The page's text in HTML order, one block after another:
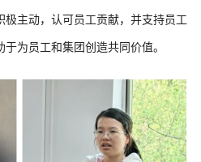
主动，认可员工贡献，并支持员工
为员工和集团创造共同价值。